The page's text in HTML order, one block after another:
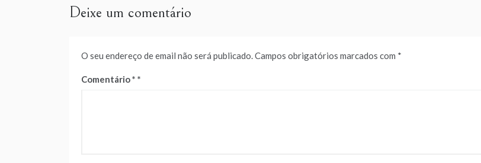
Deixe um comentário
O seu endereço de email não será publicado.Campos obrigatórios marcados com *
Comentário*